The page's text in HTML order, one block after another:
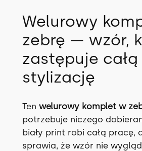
Welurowy
zebrę — wzór,
zastępuje całą
stylizację
Ten welurowy komplet w
potrzebuje niczego
biały print robi całą pracę,
sprawia, że wzór nie